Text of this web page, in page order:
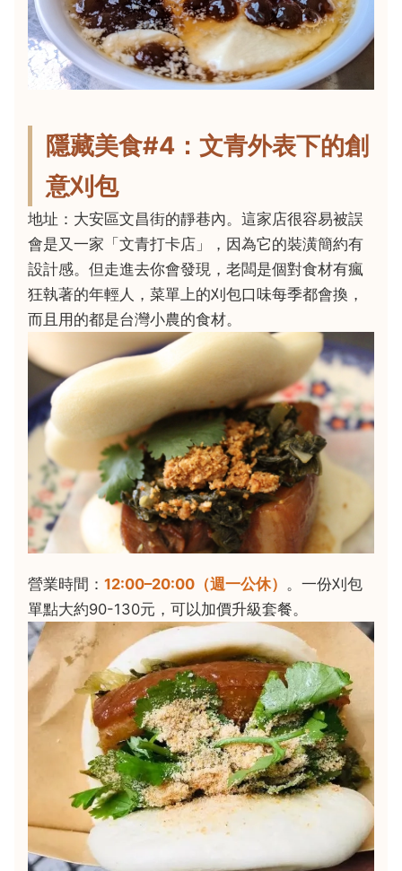
隱藏美食#4：文青外表下的創
意刈包
地址：大安區文昌街的靜巷內。這家店很容易被誤
會是又一家「文青打卡店」，因為它的裝潢簡約有
設計感。但走進去你會發現，老闆是個對食材有瘋
狂執著的年輕人，菜單上的刈包口味每季都會換，
而且用的都是台灣小農的食材。
營業時間： 12:00–20:00（週一公休） 。一份刈包
單點大約90-130元，可以加價升級套餐。